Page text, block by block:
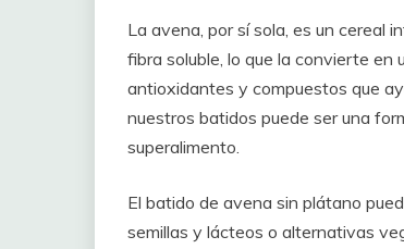
La avena, por sí sola, es un cereal
fibra soluble, lo que la convierte
antioxidantes y compuestos que
nuestros batidos puede ser una
superalimento.
El batido de avena sin plátano
semillas y lácteos o alternativas